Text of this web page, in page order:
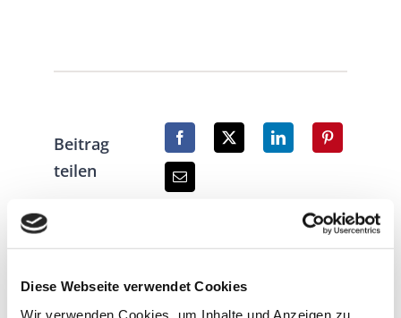
Diese Webseite verwendet Cookies
Wir verwenden Cookies, um Inhalte und Anzeigen zu
Beitrag
teilen